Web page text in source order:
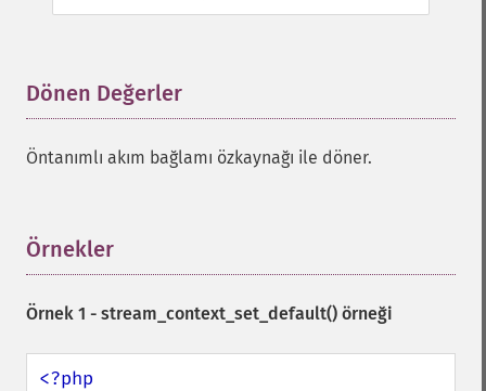
Dönen Değerler
Öntanımlı akım bağlamı özkaynağı ile döner.
Örnekler
Örnek 1 - stream_context_set_default() örneği
<?php